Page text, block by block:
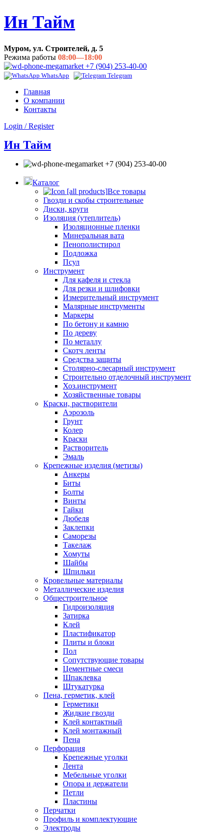
Ин Тайм
Муром, ул. Строителей, д. 5
Режима работы 08:00—18:00
+7 (904) 253-40-00
WhatsApp Telegram
Главная
О компании
Контакты
Login / Register
Ин Тайм
+7 (904) 253-40-00
Каталог
Все товары
Гвозди и скобы строительные
Диски, круги
Изоляция (утеплитель)
Изоляционные пленки
Минеральная вата
Пенополистирол
Подложка
Псул
Инструмент
Для кафеля и стекла
Для резки и шлифовки
Измерительный инструмент
Малярные инструменты
Маркеры
По бетону и камню
По дереву
По металлу
Скотч ленты
Средства защиты
Столярно-слесарный инструмент
Строительно отделочный инструмент
Хоз.инструмент
Хозяйственные товары
Краски, растворители
Аэрозоль
Грунт
Колер
Краски
Растворитель
Эмаль
Крепежные изделия (метизы)
Анкеры
Биты
Болты
Винты
Гайки
Дюбеля
Заклепки
Саморезы
Такелаж
Хомуты
Шайбы
Шпильки
Кровельные материалы
Металлические изделия
Общестроительное
Гидроизоляция
Затирка
Клей
Пластификатор
Плиты и блоки
Пол
Сопутствующие товары
Цементные смеси
Шпаклевка
Штукатурка
Пена, герметик, клей
Герметики
Жидкие гвозди
Клей контактный
Клей монтажный
Пена
Перфорация
Крепежные уголки
Лента
Мебельные уголки
Опора и держатели
Петли
Пластины
Перчатки
Профиль и комплектующие
Электроды